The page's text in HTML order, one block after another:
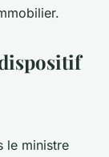
le ministre